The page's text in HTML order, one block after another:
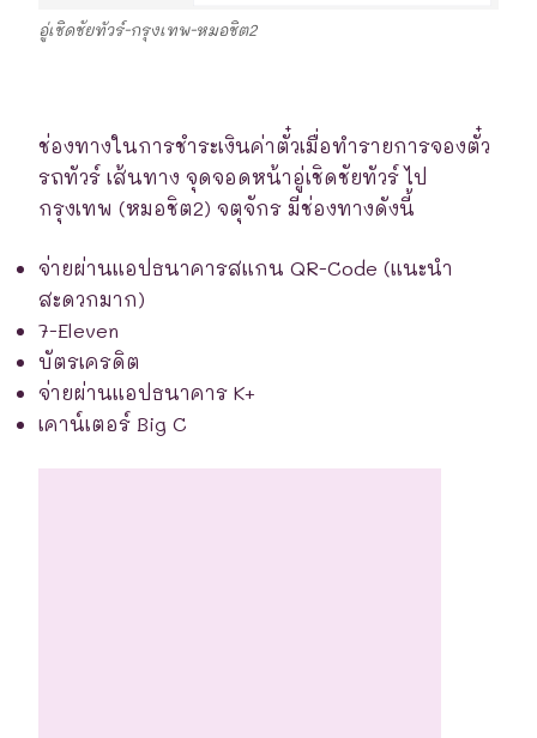
อู่เชิดชัยทัวร์-กรุงเทพ-หมอชิต2
ช่องทางในการชำระเงินค่าตั๋วเมื่อทำรายการจองตั๋ว
รถทัวร์ เส้นทาง จุดจอดหน้าอู่เชิดชัยทัวร์ ไป
กรุงเทพ (หมอชิต2) จตุจักร มีช่องทางดังนี้
จ่ายผ่านแอปธนาคารสแกน QR-Code (แนะนำ
สะดวกมาก)
7-Eleven
บัตรเครดิต
จ่ายผ่านแอปธนาคาร K+
เคาน์เตอร์ Big C